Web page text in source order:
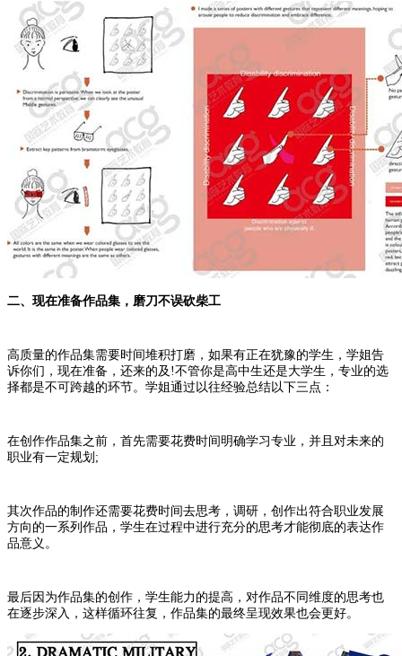
二、现在准备作品集，磨刀不误砍柴工
高质量的作品集需要时间堆积打磨，如果有正在犹豫的学生，学姐告
诉你们，现在准备，还来的及!不管你是高中生还是大学生，专业的选
择都是不可跨越的环节。学姐通过以往经验总结以下三点：
在创作作品集之前，首先需要花费时间明确学习专业，并且对未来的
职业有一定规划;
其次作品的制作还需要花费时间去思考，调研，创作出符合职业发展
方向的一系列作品，学生在过程中进行充分的思考才能彻底的表达作
品意义。
最后因为作品集的创作，学生能力的提高，对作品不同维度的思考也
在逐步深入，这样循环往复，作品集的最终呈现效果也会更好。